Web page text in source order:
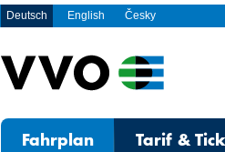
Deutsch English Česky
Fahrplan Tarif &